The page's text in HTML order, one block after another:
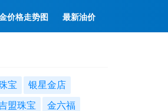
价格走势图 最新油价
宝 银星金店
盟珠宝 金六福